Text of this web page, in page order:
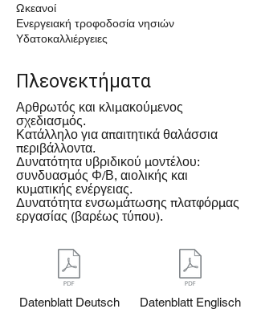
Ωκεανοί
Ενεργειακή τροφοδοσία νησιών
Υδατοκαλλιέργειες
Πλεονεκτήματα
Αρθρωτός και κλιμακούμενος
σχεδιασμός.
Κατάλληλο για απαιτητικά θαλάσσια
περιβάλλοντα.
Δυνατότητα υβριδικού μοντέλου:
συνδυασμός Φ/Β, αιολικής και
κυματικής ενέργειας.
Δυνατότητα ενσωμάτωσης πλατφόρμας
εργασίας (βαρέως τύπου).
Datenblatt Deutsch Datenblatt Englisch